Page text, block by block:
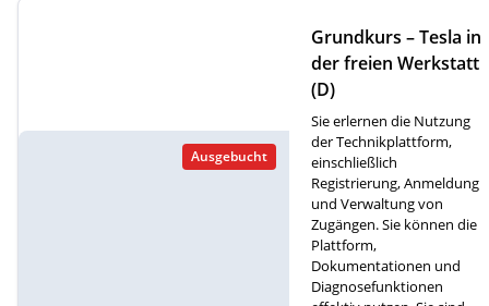
Ausgebucht
Grundkurs – Tesla in
der freien Werkstatt
(D)
Sie erlernen die Nutzung
der Technikplattform,
einschließlich
Registrierung, Anmeldung
und Verwaltung von
Zugängen. Sie können die
Plattform,
Dokumentationen und
Diagnosefunktionen